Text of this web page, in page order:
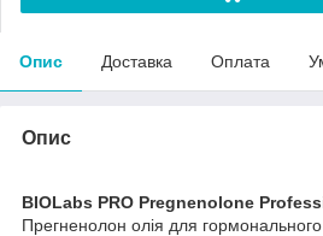
Опис Доставка Оплата
Опис
BIOLabs PRO Pregnenolone
Прегненолон олія для